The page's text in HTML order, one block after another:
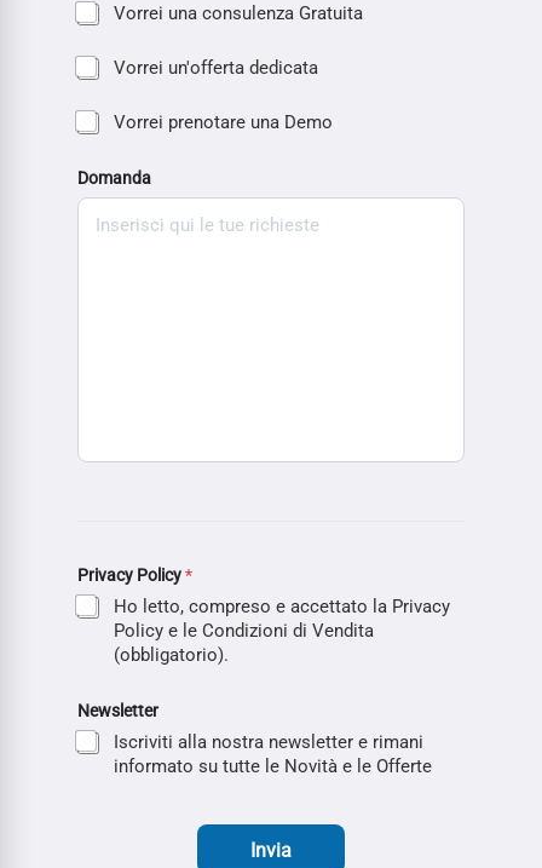
Vorrei una consulenza Gratuita
Vorrei un'offerta dedicata
Vorrei prenotare una Demo
Domanda
Privacy Policy*
Ho letto, compreso e accettato la Privacy
Policy e le Condizioni di Vendita
(obbligatorio).
Newsletter
Iscriviti alla nostra newsletter e rimani
informato su tutte le Novità e le Offerte
Invia